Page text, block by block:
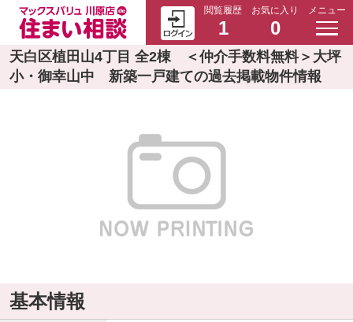
閲覧履歴
1
お気に入り
0
メニュー
天白区植田山4丁目 全2棟 ＜仲介手数料無料＞大坪
小・御幸山中 新築一戸建ての過去掲載物件情報
基本情報